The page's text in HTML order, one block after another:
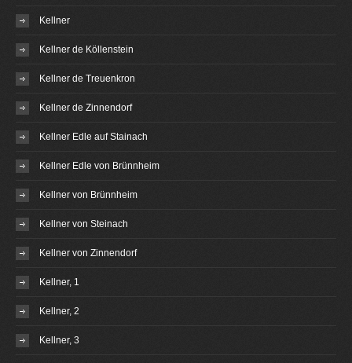
Kellner
Kellner de Köllenstein
Kellner de Treuenkron
Kellner de Zinnendorf
Kellner Edle auf Stainach
Kellner Edle von Brünnheim
Kellner von Brünnheim
Kellner von Steinach
Kellner von Zinnendorf
Kellner, 1
Kellner, 2
Kellner, 3